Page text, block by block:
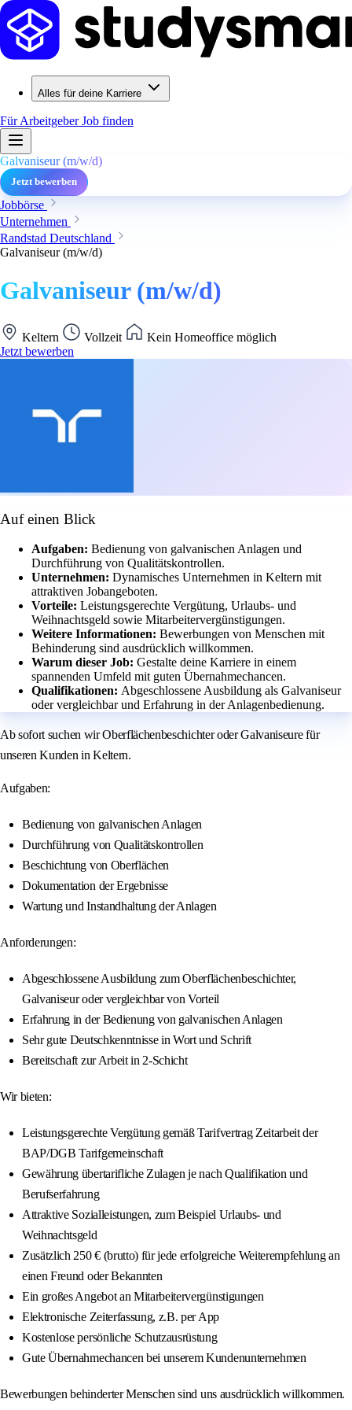
Alles für deine Karriere
Für ArbeitgeberJob finden
Galvaniseur (m/w/d)
Jetzt bewerben
Jobbörse
Unternehmen
Randstad Deutschland
Galvaniseur (m/w/d)
Galvaniseur (m/w/d)
Keltern Vollzeit
Kein Homeoffice möglich
Jetzt bewerben
Auf einen Blick
Aufgaben: Bedienung von galvanischen Anlagen und
Durchführung von Qualitätskontrollen.
Unternehmen: Dynamisches Unternehmen in Keltern mit
attraktiven Jobangeboten.
Vorteile: Leistungsgerechte Vergütung, Urlaubs- und
Weihnachtsgeld sowie Mitarbeitervergünstigungen.
Weitere Informationen: Bewerbungen von Menschen mit
Behinderung sind ausdrücklich willkommen.
Warum dieser Job: Gestalte deine Karriere in einem
spannenden Umfeld mit guten Übernahmechancen.
Qualifikationen: Abgeschlossene Ausbildung als Galvaniseur
oder vergleichbar und Erfahrung in der Anlagenbedienung.
Ab sofort suchen wir Oberflächenbeschichter oder Galvaniseure für
unseren Kunden in Keltern.
Aufgaben:
Bedienung von galvanischen Anlagen
Durchführung von Qualitätskontrollen
Beschichtung von Oberflächen
Dokumentation der Ergebnisse
Wartung und Instandhaltung der Anlagen
Anforderungen:
Abgeschlossene Ausbildung zum Oberflächenbeschichter,
Galvaniseur oder vergleichbar von Vorteil
Erfahrung in der Bedienung von galvanischen Anlagen
Sehr gute Deutschkenntnisse in Wort und Schrift
Bereitschaft zur Arbeit in 2-Schicht
Wir bieten:
Leistungsgerechte Vergütung gemäß Tarifvertrag Zeitarbeit der
BAP/DGB Tarifgemeinschaft
Gewährung übertarifliche Zulagen je nach Qualifikation und
Berufserfahrung
Attraktive Sozialleistungen, zum Beispiel Urlaubs- und
Weihnachtsgeld
Zusätzlich 250 € (brutto) für jede erfolgreiche Weiterempfehlung an
einen Freund oder Bekannten
Ein großes Angebot an Mitarbeitervergünstigungen
Elektronische Zeiterfassung, z.B. per App
Kostenlose persönliche Schutzausrüstung
Gute Übernahmechancen bei unserem Kundenunternehmen
Bewerbungen behinderter Menschen sind uns ausdrücklich willkommen.